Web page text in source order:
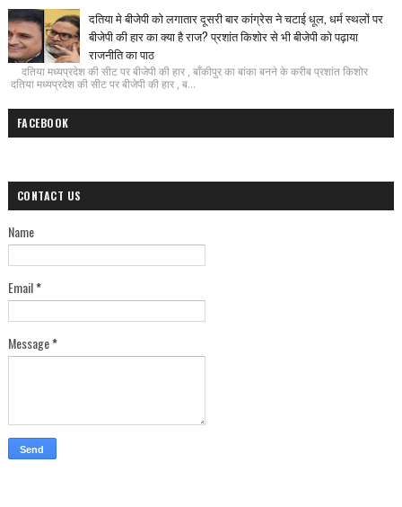
दतिया मे बीजेपी को लगातार दूसरी बार कांग्रेस ने चटाई धूल, धर्म स्थलों पर
बीजेपी की हार का क्या है राज? प्रशांत किशोर से भी बीजेपी को पढ़ाया
राजनीति का पाठ
दतिया मध्यप्रदेश की सीट पर बीजेपी की हार , बाँकीपुर का बांका बनने के करीब प्रशांत किशोर
दतिया मध्यप्रदेश की सीट पर बीजेपी की हार , ब...
FACEBOOK
CONTACT US
Name
Email*
Message*